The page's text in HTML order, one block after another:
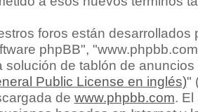
foros están
phpBB",
solución de tablón de
Public License en inglés)"
de www.phpbb.com. El